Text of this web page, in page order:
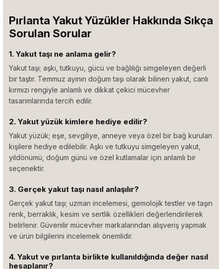
Pırlanta Yakut Yüzükler Hakkında Sıkça
Sorulan Sorular
1. Yakut taşı ne anlama gelir?
Yakut taşı; aşkı, tutkuyu, gücü ve bağlılığı simgeleyen değerli
bir taştır. Temmuz ayının doğum taşı olarak bilinen yakut, canlı
kırmızı rengiyle anlamlı ve dikkat çekici mücevher
tasarımlarında tercih edilir.
2. Yakut yüzük kimlere hediye edilir?
Yakut yüzük; eşe, sevgiliye, anneye veya özel bir bağ kurulan
kişilere hediye edilebilir. Aşkı ve tutkuyu simgeleyen yakut,
yıldönümü, doğum günü ve özel kutlamalar için anlamlı bir
seçenektir.
3. Gerçek yakut taşı nasıl anlaşılır?
Gerçek yakut taşı; uzman incelemesi, gemolojik testler ve taşın
renk, berraklık, kesim ve sertlik özellikleri değerlendirilerek
belirlenir. Güvenilir mücevher markalarından alışveriş yapmak
ve ürün bilgilerini incelemek önemlidir.
4. Yakut ve pırlanta birlikte kullanıldığında değer nasıl
hesaplanır?